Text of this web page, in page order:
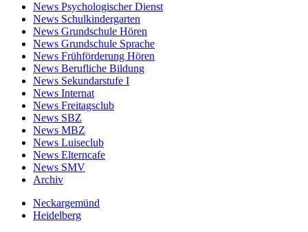
News Psychologischer Dienst
News Schulkindergarten
News Grundschule Hören
News Grundschule Sprache
News Frühförderung Hören
News Berufliche Bildung
News Sekundarstufe I
News Internat
News Freitagsclub
News SBZ
News MBZ
News Luiseclub
News Elterncafe
News SMV
Archiv
Neckargemünd
Heidelberg